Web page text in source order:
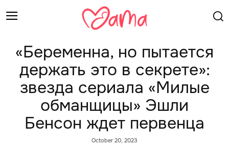
«Беременна, но пытается
держать это в секрете»:
звезда сериала «Милые
обманщицы» Эшли
Бенсон ждет первенца
October 20, 2023